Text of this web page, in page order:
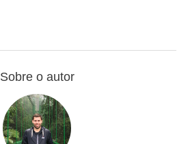
Sobre o autor